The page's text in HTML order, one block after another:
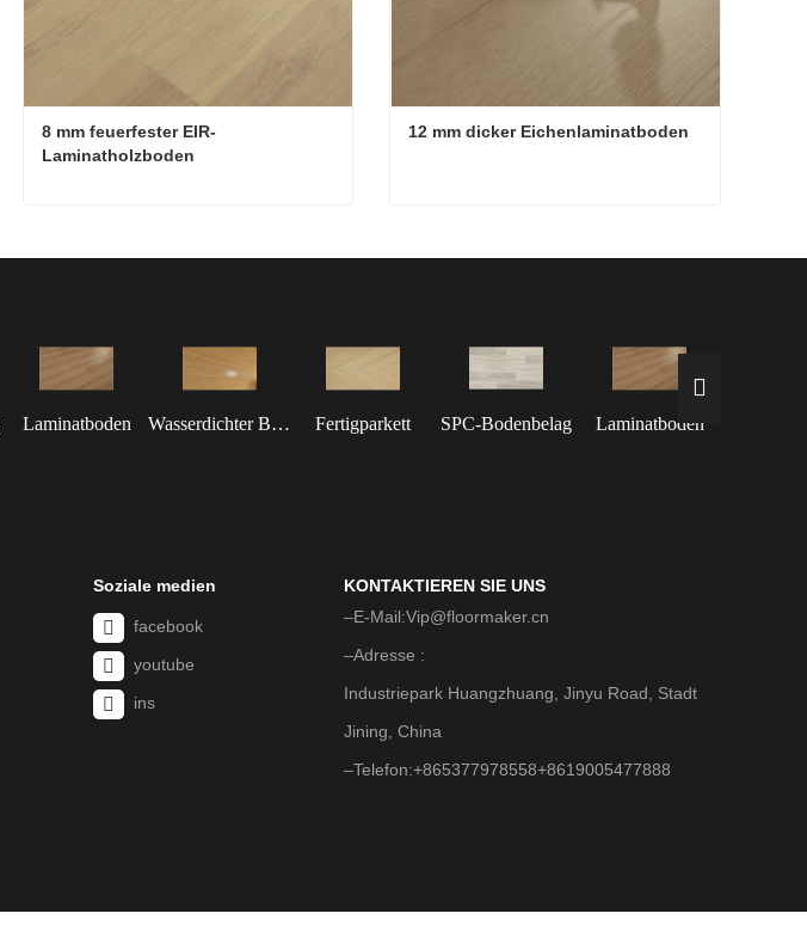
8 mm feuerfester EIR-
Laminatholzboden
Jetzt Kontakt aufnehmen
12 mm dicker Eichenlaminatboden
Jetzt Kontakt aufnehmen
Laminatboden Wasserdichter Bodenbelag Fertigparkett SPC-Bodenbelag Laminatboden
Soziale medien
facebook
youtube
ins
KONTAKTIEREN SIE UNS
E-Mail:Vip@floormaker.cn
Adresse :
Industriepark Huangzhuang, Jinyu Road, Stadt
Jining, China
Telefon:+865377978558+8619005477888